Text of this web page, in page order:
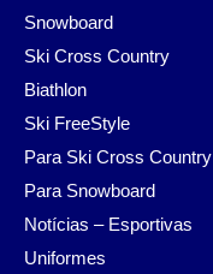
Snowboard
Ski Cross Country
Biathlon
Ski FreeStyle
Para Ski Cross Country
Para Snowboard
Notícias – Esportivas
Uniformes